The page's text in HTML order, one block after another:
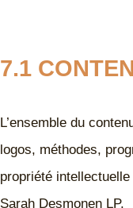
7.1
L’ensemble du
logos, méthodes,
propriété
Sarah Desmonen LP.